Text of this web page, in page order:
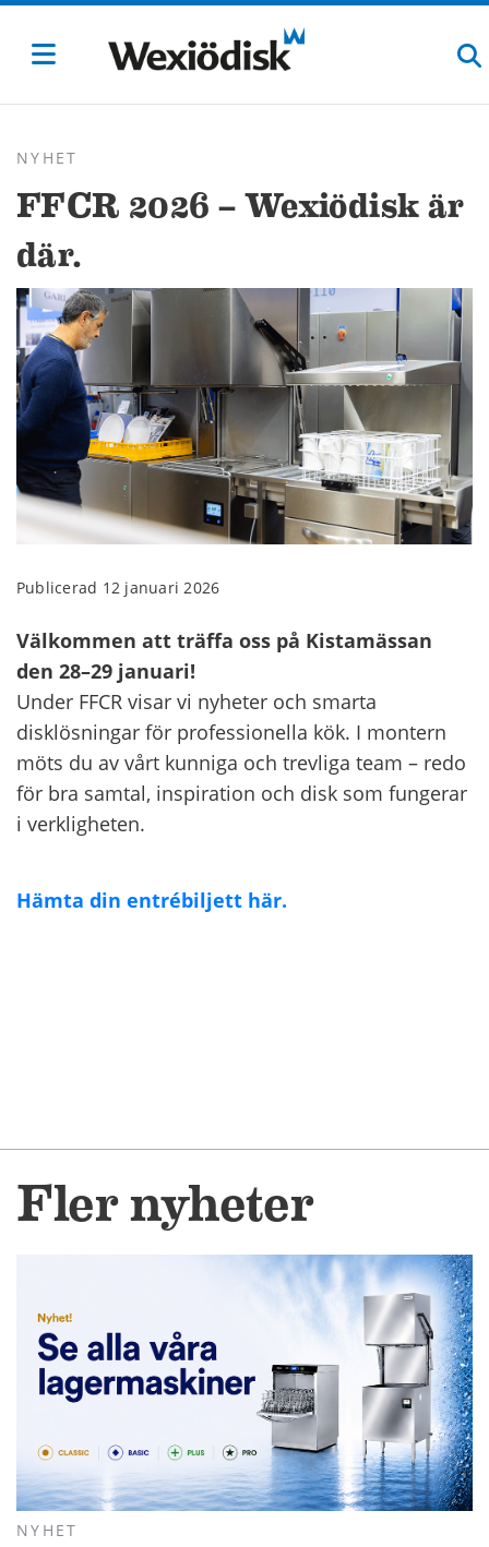
NYHET
FFCR 2026 – Wexiödisk är
där.
Publicerad 12 januari 2026
Välkommen att träffa oss på Kistamässan
den 28–29 januari!
Under FFCR visar vi nyheter och smarta
disklösningar för professionella kök. I montern
möts du av vårt kunniga och trevliga team – redo
för bra samtal, inspiration och disk som fungerar
i verkligheten.
Hämta din entrébiljett här.
Fler nyheter
NYHET